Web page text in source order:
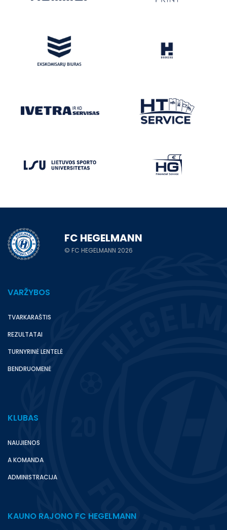
FC HEGELMANN
© FC HEGELMANN 2026
VARŽYBOS
TVARKARAŠTIS
REZULTATAI
TURNYRINĖ LENTELĖ
BENDRUOMENĖ
KLUBAS
NAUJIENOS
A KOMANDA
ADMINISTRACIJA
KAUNO RAJONO FC HEGELMANN